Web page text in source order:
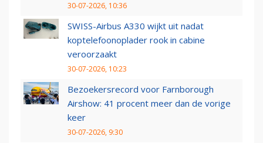
30-07-2026, 10:36
SWISS-Airbus A330 wijkt uit nadat
koptelefoonoplader rook in cabine
veroorzaakt
30-07-2026, 10:23
Bezoekersrecord voor Farnborough
Airshow: 41 procent meer dan de vorige
keer
30-07-2026, 9:30